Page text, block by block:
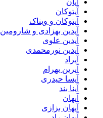
آیان
آیتوکان
آیتوکان و ویناک
آیدین بهزادی و شارومین
آیدین علوی
آیدین نورمحمدی
آیراد
آیرین بهرام
آیسا حیدری
آینا بند
آیهان
آیهان بزازی